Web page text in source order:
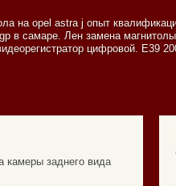
на opel astra j опыт
в самаре. Лен замена
цифровой. Е39
камеры заднего вида